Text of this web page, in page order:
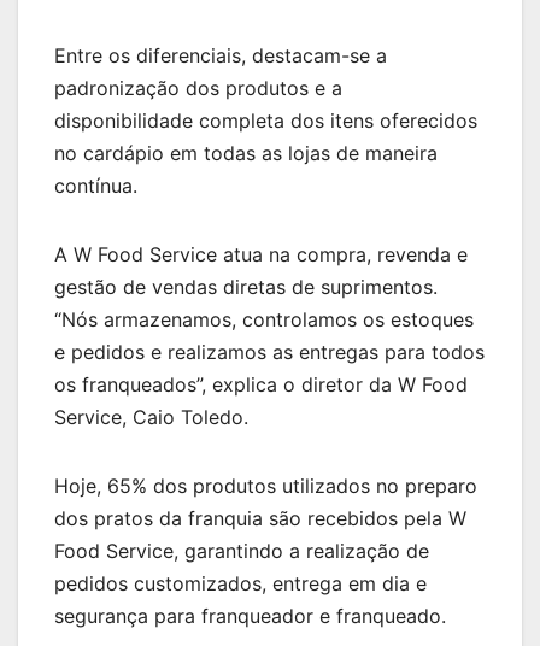
Entre os diferenciais, destacam-se a
padronização dos produtos e a
disponibilidade completa dos itens oferecidos
no cardápio em todas as lojas de maneira
contínua.
A W Food Service atua na compra, revenda e
gestão de vendas diretas de suprimentos.
“Nós armazenamos, controlamos os estoques
e pedidos e realizamos as entregas para todos
os franqueados”, explica o diretor da W Food
Service, Caio Toledo.
Hoje, 65% dos produtos utilizados no preparo
dos pratos da franquia são recebidos pela W
Food Service, garantindo a realização de
pedidos customizados, entrega em dia e
segurança para franqueador e franqueado.